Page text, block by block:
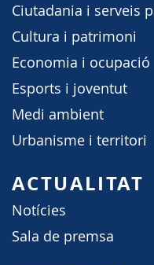
Ciutadania i serveis
Cultura i patrimoni
Economia i ocupació
Esports i joventut
Medi ambient
Urbanisme i territori
ACTUALITAT
Notícies
Sala de premsa